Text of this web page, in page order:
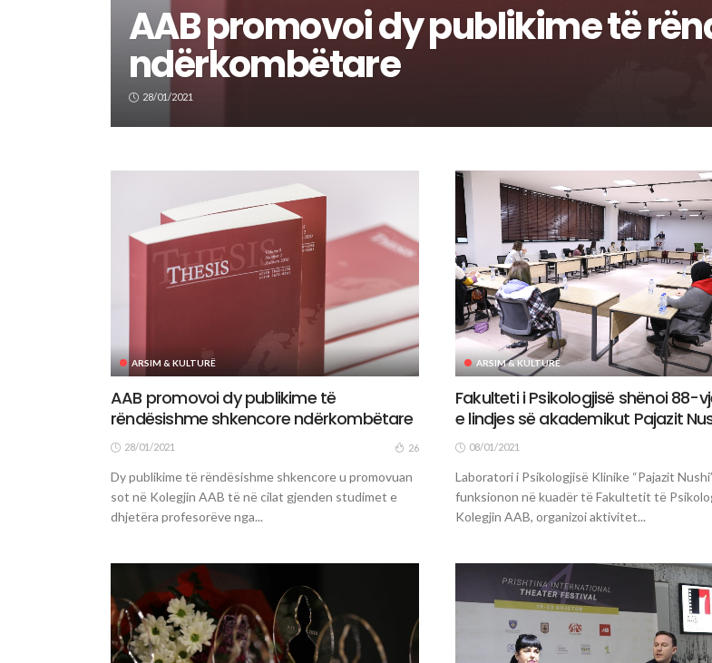
AAB promovoi dy publikime të
ndërkombëtare
28/01/2021
ARSIM & KULTURË
AAB promovoi dy publikime të
rëndësishme shkencore ndërkombëtare
28/01/2021 26
Dy publikime të rëndësishme shkencore u promovuan
sot në Kolegjin AAB të në cilat gjenden studimet e
dhjetëra profesorëve nga...
ARSIM & KULTURË
Fakulteti i Psikologjisë shënoi 88-
e lindjes së akademikut Pajazit
08/01/2021
Laboratori i Psikologjisë Klinike “Pajazit
funksionon në kuadër të Fakultetit të
Kolegjin AAB, organizoi aktivitet...